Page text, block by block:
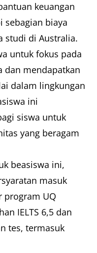
keuangan
biaya
studi di Australia.
untuk fokus pada
dan mendapatkan
dalam lingkungan
ini
siswa untuk
yang beragam
beasiswa ini,
masuk
program UQ
IELTS 6,5 dan
tes, termasuk